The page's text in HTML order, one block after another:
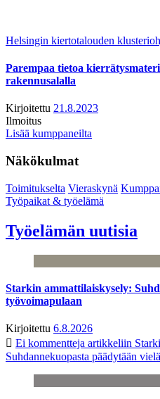
Helsingin kiertotalouden
Parempaa tietoa
rakennusalalla
Kirjoitettu 21.8.2023
Ilmoitus
Lisää kumppaneilta
Näkökulmat
Toimitukselta Vieraskynä
Työpaikat & työelämä
Työelämän uutisia
Starkin ammattilaiskysely:
työvoimapulaan
Kirjoitettu 6.8.2026
Ei kommentteja artikkeliin
Suhdannekuopasta päädytään